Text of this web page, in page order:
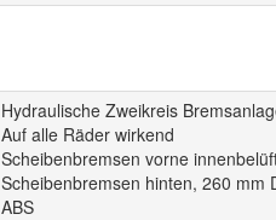
Hydraulische Zweikreis
Auf alle Räder wirkend
Scheibenbremsen vorne
Scheibenbremsen hinten, 260 mm
ABS